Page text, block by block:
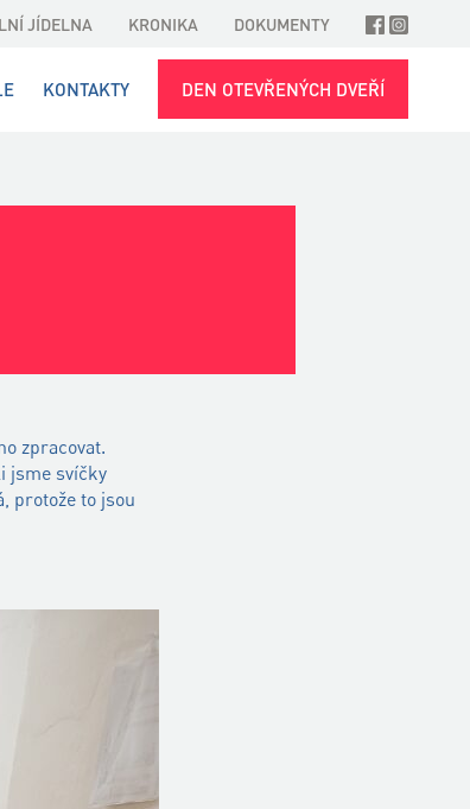
JÍDELNA KRONIKA DOKUMENTY
KONTAKTY DEN OTEVŘENÝCH DVEŘÍ
zpracovat.
jsme svíčky
protože to jsou